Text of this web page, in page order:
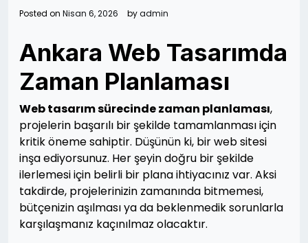
Posted on Nisan 6, 2026 byadmin
Ankara Web Tasarımda
Zaman Planlaması
Web tasarım sürecinde zaman planlaması,
projelerin başarılı bir şekilde tamamlanması için
kritik öneme sahiptir. Düşünün ki, bir web sitesi
inşa ediyorsunuz. Her şeyin doğru bir şekilde
ilerlemesi için belirli bir plana ihtiyacınız var. Aksi
takdirde, projelerinizin zamanında bitmemesi,
bütçenizin aşılması ya da beklenmedik sorunlarla
karşılaşmanız kaçınılmaz olacaktır.